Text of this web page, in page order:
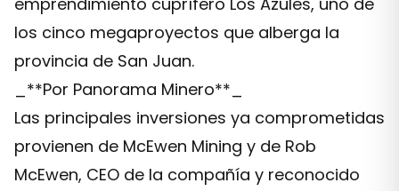
los cinco megaproyectos que alberga la
provincia de San Juan.
_**Por Panorama Minero**_
Las principales inversiones ya comprometidas
provienen de McEwen Mining y de Rob
McEwen, CEO de la compañía y reconocido